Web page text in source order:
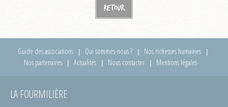
Retour
Guide des associations Qui sommes-nous ?
Nos richesses humaines
Nos partenaires
Actualités Nous contacter Mentions légales
LA FOURMILIÈRE